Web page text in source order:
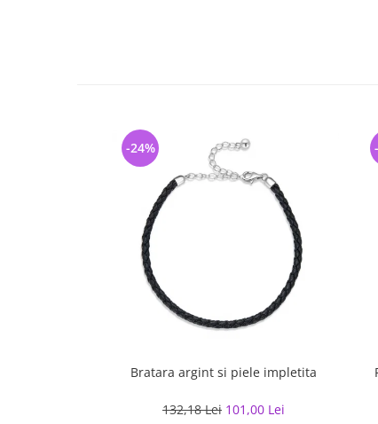
Bratara argint si piele impletita
132,18 Lei 101,00 Lei
-24%